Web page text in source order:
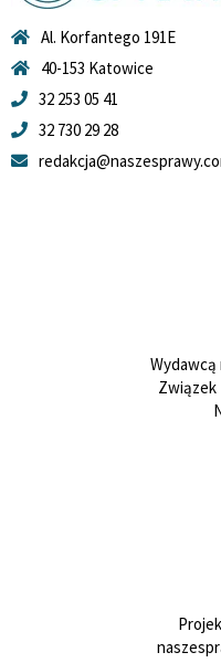
Al. Korfantego 191E
40-153 Katowice
32 253 05 41
32 730 29 28
Wydawcą
Związek